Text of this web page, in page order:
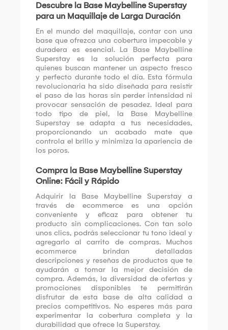
Descubre la Base Maybelline Superstay
para un Maquillaje de Larga Duración
En el mundo del maquillaje, contar con una
base que ofrezca una cobertura impecable y
duradera es esencial. La Base Maybelline
Superstay es la solución perfecta para
quienes buscan mantener un aspecto fresco
y perfecto durante todo el día. Esta fórmula
revolucionaria ha sido diseñada para resistir
el paso de las horas sin perder intensidad ni
provocar sensación de pesadez. Ideal para
todo tipo de piel, la Base Maybelline
Superstay se adapta a tus necesidades,
proporcionando un acabado mate que
controla el brillo y minimiza la apariencia de
los poros.
Compra la Base Maybelline Superstay
Online: Fácil y Rápido
Adquirir la Base Maybelline Superstay a
través de ecommerce es una opción
conveniente y eficaz para obtener tu
producto sin complicaciones. Con tan solo
unos clics, podrás seleccionar tu tono ideal y
agregarlo al carrito de compras. Muchos
ecommerce brindan detalladas
descripciones y reseñas de productos que te
ayudarán a tomar la mejor decisión de
compra. Además, la diversidad de ofertas y
promociones disponibles te permitirán
disfrutar de esta base de alta calidad a
precios competitivos. No esperes más para
experimentar la cobertura completa y la
durabilidad que ofrece la Superstay.